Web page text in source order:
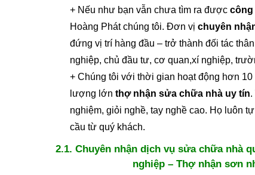
+ Nếu như bạn vẫn chưa tìm ra được công
Hoàng Phát chúng tôi. Đơn vị chuyên
đứng vị trí hàng đầu – trở thành đối tác
nghiệp, chủ đầu tư, cơ quan,xí nghiệp,
+ Chúng tôi với thời gian hoạt động hơn
lượng lớn thợ nhận sửa chữa nhà uy tín.
nghiệm, giỏi nghề, tay nghề cao. Họ luôn
cầu từ quý khách.
2.1. Chuyên nhận dịch vụ sửa chữa nhà
nghiệp – Thợ nhận sơn